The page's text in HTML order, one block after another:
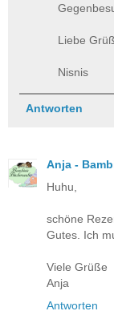
Liebe
Nisnis
Antworten
Anja -
Huhu,
schöne
Gutes. Ich
Viele Grüße
Anja
Antworten